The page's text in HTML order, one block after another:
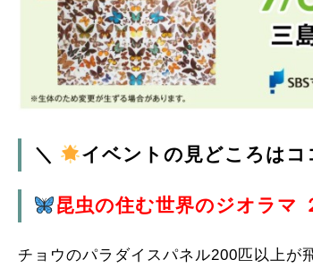
＼ イベントの見どころはコ
昆虫の住む世界のジオラマ
チョウのパラダイスパネル200匹以上が